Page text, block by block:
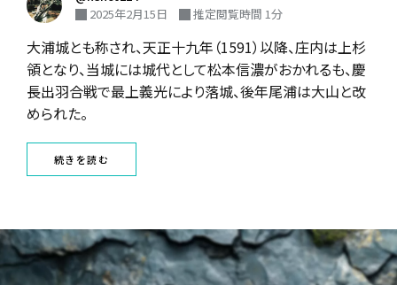
2025年2月15日
推定閲覧時間 1分
大浦城とも称され、天正十九年（1591）以降、庄内は上杉
領となり、当城には城代として松本信濃がおかれるも、慶
長出羽合戦で最上義光により落城、後年尾浦は大山と改
められた。
続きを読む